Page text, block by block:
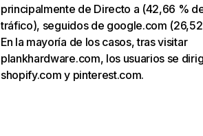
principalmente de Directo a (42,66 %
tráfico), seguidos de google.com
En la mayoría de los casos, tras visitar
plankhardware.com, los usuarios se
shopify.com y pinterest.com.